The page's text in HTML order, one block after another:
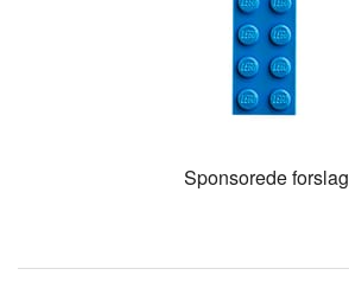
Sponsorede forslag